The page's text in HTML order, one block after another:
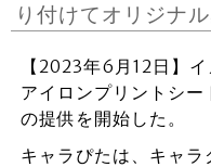
り付けてオリジナ
【2023年6月12日】
アイロンプリントシー
の提供を開始した。
キャラぴたは、キャラ